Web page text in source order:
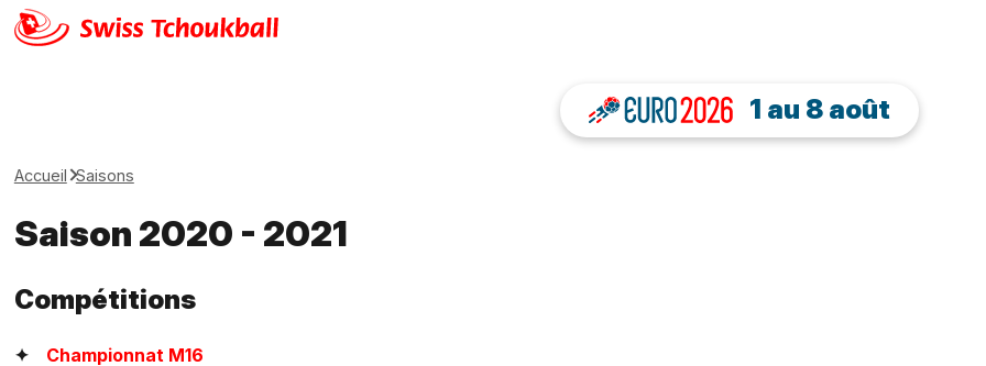
1 au 8 août
Accueil Saisons
Saison 2020 - 2021
Compétitions
Championnat M16